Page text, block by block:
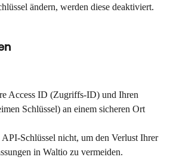
ändern, werden diese deaktiviert.
Access ID (Zugriffs-ID) und Ihren
Schlüssel) an einem sicheren Ort
Schlüssel nicht, um den Verlust Ihrer
in Waltio zu vermeiden.